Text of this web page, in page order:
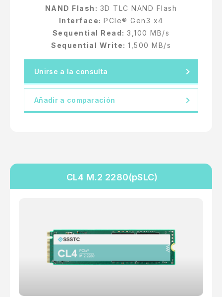
NAND Flash: 3D TLC NAND Flash
Interface: PCIe® Gen3 x4
Sequential Read:3,100 MB/s
Sequential Write: 1,500 MB/s
Unirse a la consulta
Añadir a comparación
CL4 M.2 2280(pSLC)